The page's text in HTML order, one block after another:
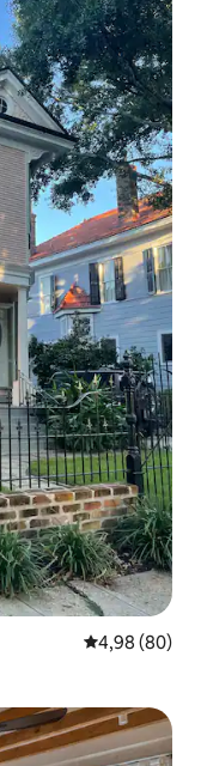
Évaluation
4,98 (80)